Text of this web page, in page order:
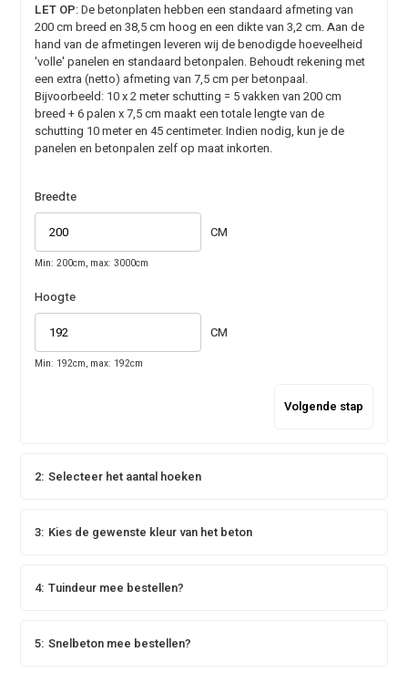
LET OP: De betonplaten hebben een standaard afmeting van
200 cm breed en 38,5 cm hoog en een dikte van 3,2 cm. Aan de
hand van de afmetingen leveren wij de benodigde hoeveelheid
'volle' panelen en standaard betonpalen. Behoudt rekening met
een extra (netto) afmeting van 7,5 cm per betonpaal.
Bijvoorbeeld: 10 x 2 meter schutting = 5 vakken van 200 cm
breed + 6 palen x 7,5 cm maakt een totale lengte van de
schutting 10 meter en 45 centimeter. Indien nodig, kun je de
panelen en betonpalen zelf op maat inkorten.
Breedte
CM
Min: 200cm, max: 3000cm
Hoogte
CM
Min: 192cm, max: 192cm
Volgende stap
2: Selecteer het aantal hoeken
3: Kies de gewenste kleur van het beton
4: Tuindeur mee bestellen?
5: Snelbeton mee bestellen?